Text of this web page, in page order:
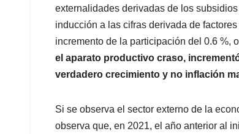
externalidades derivadas de los
inducción a las cifras derivada de
incremento de la participación del 0.6 %,
el aparato productivo craso,
verdadero crecimiento y no inflación
Si se observa el sector externo de la
observa que, en 2021, el año anterior al